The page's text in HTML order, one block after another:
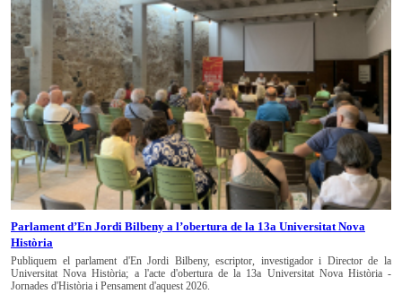
Parlament d’En Jordi Bilbeny a l’obertura de la 13a Universitat Nova
Història
Publiquem el parlament d'En Jordi Bilbeny, escriptor, investigador i Director de la
Universitat Nova Història; a l'acte d'obertura de la 13a Universitat Nova Història -
Jornades d'Història i Pensament d'aquest 2026.